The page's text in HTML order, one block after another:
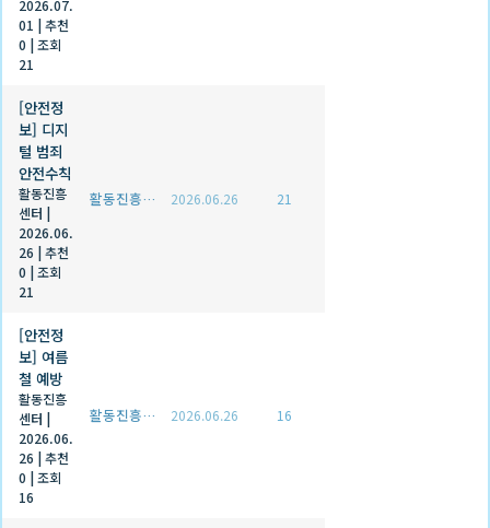
2026.07.
01 |추천
0 |조회
21
[안전정
보] 디지
털 범죄
안전수칙
활동진흥
센터 |
2026.06.
26 |추천
0 |조회
21
활동진흥센터 2026.06.26 21
[안전정
보] 여름
철 예방
활동진흥
센터 |
2026.06.
26 |추천
0 |조회
16
활동진흥센터 2026.06.26 16